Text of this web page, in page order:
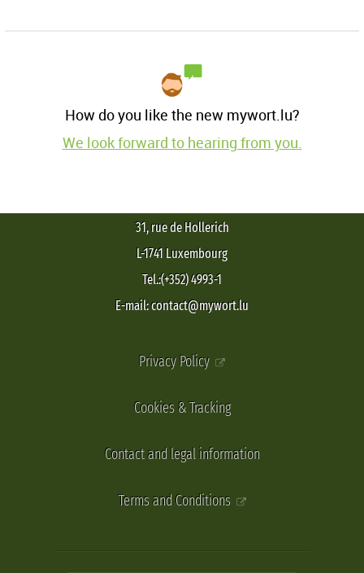
How do you like the new mywort.lu?
We look forward to hearing from you.
31, rue de Hollerich
L-1741 Luxembourg
Tel.:(+352) 4993-1
E-mail: contact@mywort.lu
Privacy Policy
Cookies & Tracking
Contact and legal information
Terms and Conditions